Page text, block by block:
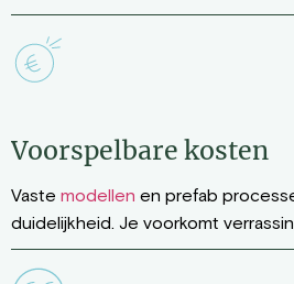
Voorspelbare kosten
Vaste modellen en prefab
duidelijkheid. Je voorkomt